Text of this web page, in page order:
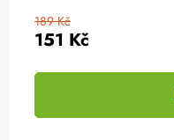
151 Kč
189 Kč